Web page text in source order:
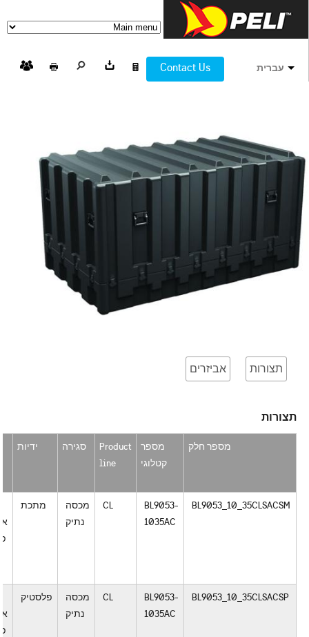
Contact Us עברית
אביזרים תצורות
תצורות
מספר חלק
מספר
קטלוגי
Product
line
סגירה ידיות
BL9053_10_35CLSACSM
BL9053-
1035AC
CL
מכסה
נתיק
מתכת
BL9053_10_35CLSACSP
BL9053-
1035AC
CL
מכסה
נתיק
פלסטיק